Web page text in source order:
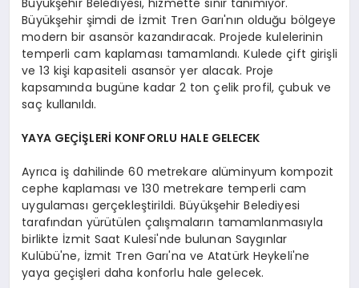
Büyükşehir şimdi de İzmit Tren Garı'nın olduğu bölgeye
modern bir asansör kazandıracak. Projede kulelerinin
temperli cam kaplaması tamamlandı. Kulede çift girişli
ve 13 kişi kapasiteli asansör yer alacak. Proje
kapsamında bugüne kadar 2 ton çelik profil, çubuk ve
saç kullanıldı.
YAYA GEÇİŞLERİ KONFORLU HALE GELECEK
Ayrıca iş dahilinde 60 metrekare alüminyum kompozit
cephe kaplaması ve 130 metrekare temperli cam
uygulaması gerçekleştirildi. Büyükşehir Belediyesi
tarafından yürütülen çalışmaların tamamlanmasıyla
birlikte İzmit Saat Kulesi'nde bulunan Saygınlar
Kulübü'ne, İzmit Tren Garı'na ve Atatürk Heykeli'ne
yaya geçişleri daha konforlu hale gelecek.